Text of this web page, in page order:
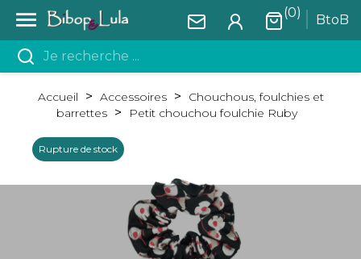
 BtoB
(0)
Accueil Accessoires
Chouchous, foulchies et
barrettes
Petit chouchou foulchie Ruby
Rupture de stock